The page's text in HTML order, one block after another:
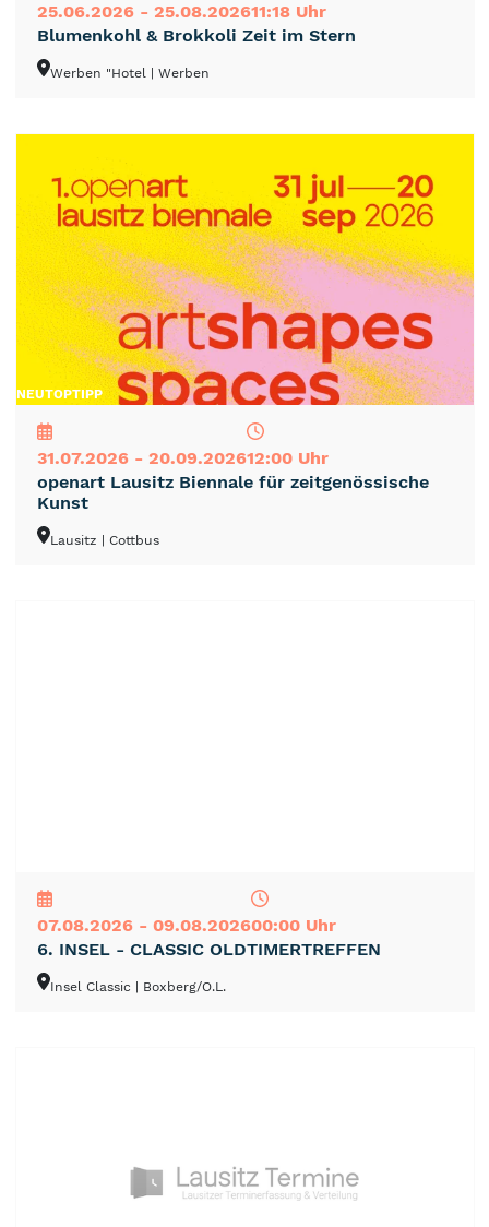
25.06.2026 - 25.08.202611:18 Uhr
Blumenkohl & Brokkoli Zeit im Stern
Werben "Hotel | Werben
NEUTOPTIPP
31.07.2026 - 20.09.202612:00 Uhr
openart Lausitz Biennale für zeitgenössische
Kunst
Lausitz | Cottbus
07.08.2026 - 09.08.202600:00 Uhr
6. INSEL - CLASSIC OLDTIMERTREFFEN
Insel Classic | Boxberg/O.L.